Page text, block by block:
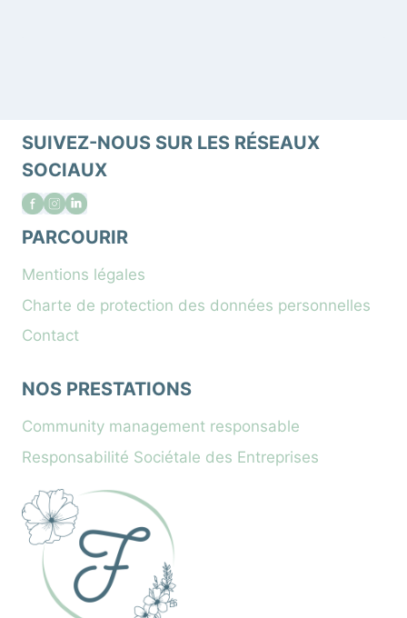
SUIVEZ-NOUS SUR LES RÉSEAUX
SOCIAUX
PARCOURIR
Mentions légales
Charte de protection des données personnelles
Contact
NOS PRESTATIONS
Community management responsable
Responsabilité Sociétale des Entreprises